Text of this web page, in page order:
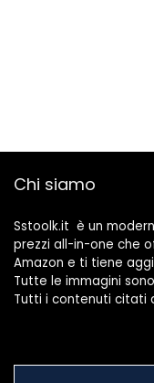
Chi siamo
Sstoolk.it è un
prezzi all-in-one che
Amazon e ti tiene
Tutte le immagini
Tutti i contenuti citati